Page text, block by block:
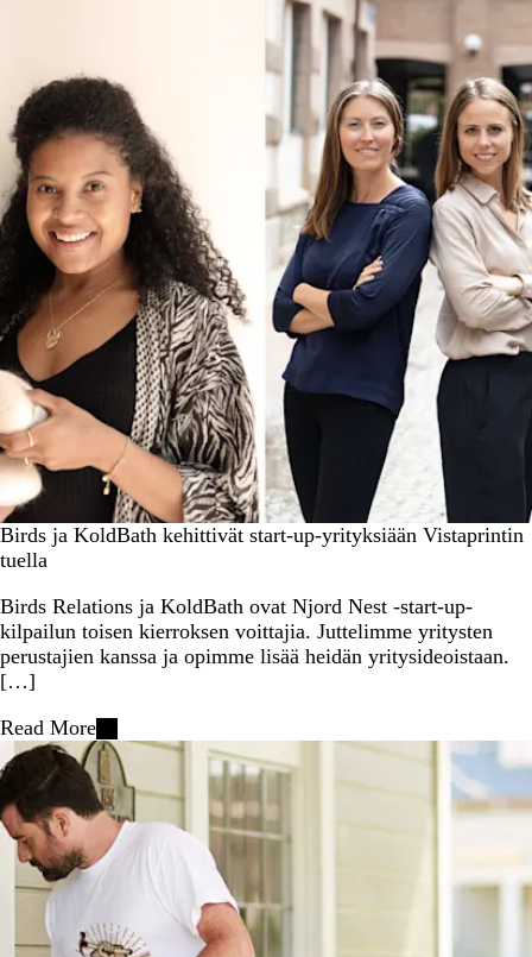
Birds ja KoldBath kehittivät start-up-yrityksiään Vistaprintin
tuella
Birds Relations ja KoldBath ovat Njord Nest -start-up-
kilpailun toisen kierroksen voittajia. Juttelimme yritysten
perustajien kanssa ja opimme lisää heidän yritysideoistaan.
[…]
Read More